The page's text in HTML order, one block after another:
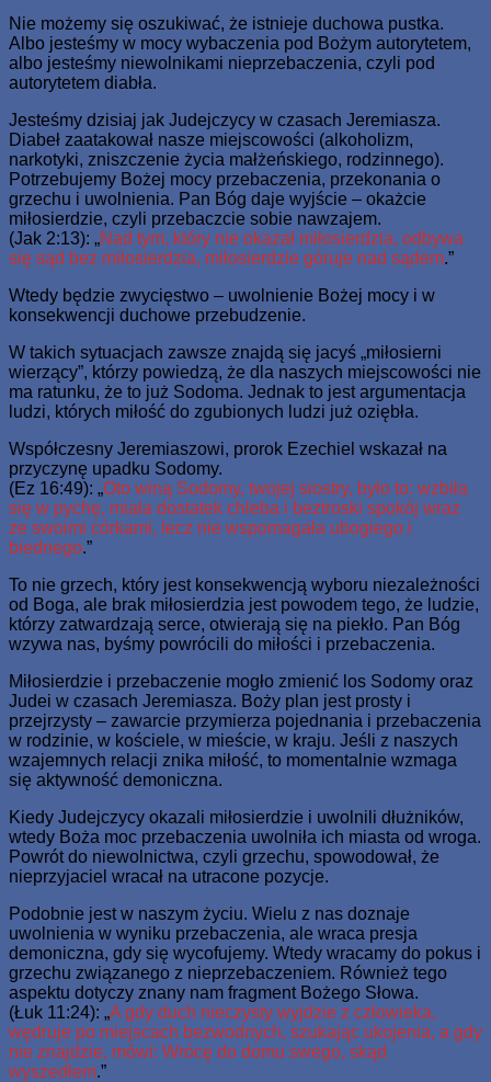
Nie możemy się oszukiwać, że istnieje duchowa pustka.
Albo jesteśmy w mocy wybaczenia pod Bożym autorytetem,
albo jesteśmy niewolnikami nieprzebaczenia, czyli pod
autorytetem diabła.
Jesteśmy dzisiaj jak Judejczycy w czasach Jeremiasza.
Diabeł zaatakował nasze miejscowości (alkoholizm,
narkotyki, zniszczenie życia małżeńskiego, rodzinnego).
Potrzebujemy Bożej mocy przebaczenia, przekonania o
grzechu i uwolnienia. Pan Bóg daje wyjście – okażcie
miłosierdzie, czyli przebaczcie sobie nawzajem.
(Jak 2:13): „Nad tym, który nie okazał miłosierdzia, odbywa
się sąd bez miłosierdzia, miłosierdzie góruje nad sądem.”
Wtedy będzie zwycięstwo – uwolnienie Bożej mocy i w
konsekwencji duchowe przebudzenie.
W takich sytuacjach zawsze znajdą się jacyś „miłosierni
wierzący”, którzy powiedzą, że dla naszych miejscowości nie
ma ratunku, że to już Sodoma. Jednak to jest argumentacja
ludzi, których miłość do zgubionych ludzi już oziębła.
Współczesny Jeremiaszowi, prorok Ezechiel wskazał na
przyczynę upadku Sodomy.
(Ez 16:49): „Oto winą Sodomy, twojej siostry, było to: wzbiła
się w pychę, miała dostatek chleba i beztroski spokój wraz
ze swoimi córkami, lecz nie wspomagała ubogiego i
biednego.”
To nie grzech, który jest konsekwencją wyboru niezależności
od Boga, ale brak miłosierdzia jest powodem tego, że ludzie,
którzy zatwardzają serce, otwierają się na piekło. Pan Bóg
wzywa nas, byśmy powrócili do miłości i przebaczenia.
Miłosierdzie i przebaczenie mogło zmienić los Sodomy oraz
Judei w czasach Jeremiasza. Boży plan jest prosty i
przejrzysty – zawarcie przymierza pojednania i przebaczenia
w rodzinie, w kościele, w mieście, w kraju. Jeśli z naszych
wzajemnych relacji znika miłość, to momentalnie wzmaga
się aktywność demoniczna.
Kiedy Judejczycy okazali miłosierdzie i uwolnili dłużników,
wtedy Boża moc przebaczenia uwolniła ich miasta od wroga.
Powrót do niewolnictwa, czyli grzechu, spowodował, że
nieprzyjaciel wracał na utracone pozycje.
Podobnie jest w naszym życiu. Wielu z nas doznaje
uwolnienia w wyniku przebaczenia, ale wraca presja
demoniczna, gdy się wycofujemy. Wtedy wracamy do pokus i
grzechu związanego z nieprzebaczeniem. Również tego
aspektu dotyczy znany nam fragment Bożego Słowa.
(Łuk 11:24): „A gdy duch nieczysty wyjdzie z człowieka,
wędruje po miejscach bezwodnych, szukając ukojenia, a gdy
nie znajdzie, mówi: Wrócę do domu swego, skąd
wyszedłem.”